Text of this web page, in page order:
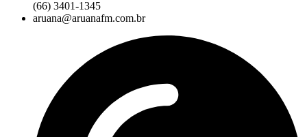
(66) 3401-1345
aruana@aruanafm.com.br